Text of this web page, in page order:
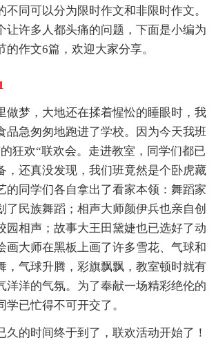
不同可以分为限时作文和非限时作文。
让许多人都头痛的问题，下面是小编为
的作文6篇，欢迎大家分享。
做梦，大地还在揉着惺忪的睡眼时，我
品急匆匆地跑进了学校。因为今天我班
狂欢“联欢会。走进教室，同学们都已
，还真没发现，我们班竟然是个卧虎藏
的同学们各自拿出了看家本领：舞蹈家
了民族舞蹈；相声大师颜伊兵也亲自创
园相声；故事大王田黛婕也已选好了动
画大师在黑板上画了许多雪花、气球和
，气球升腾，彩旗飘飘，教室顿时就有
洋洋的气氛。为了奉献一场精彩绝伦的
已忙得不可开交了。
久的时间终于到了，联欢活动开始了！